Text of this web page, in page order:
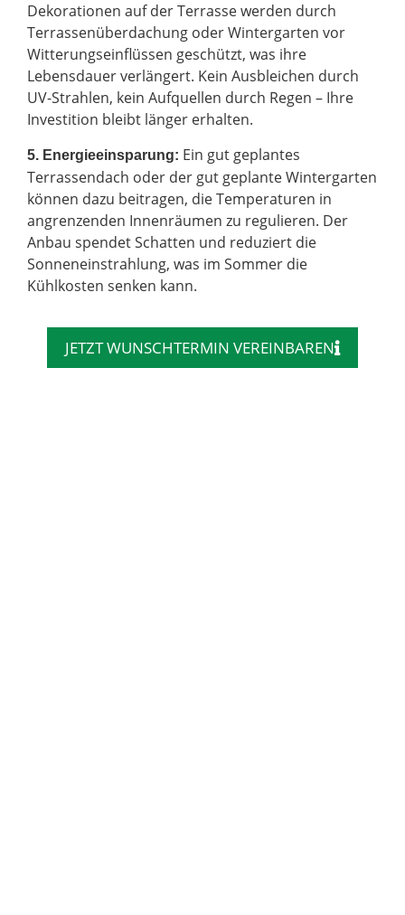
Dekorationen auf der Terrasse werden durch
Terrassenüberdachung oder Wintergarten vor
Witterungseinflüssen geschützt, was ihre
Lebensdauer verlängert. Kein Ausbleichen durch
UV-Strahlen, kein Aufquellen durch Regen – Ihre
Investition bleibt länger erhalten.
5. Energieeinsparung: Ein gut geplantes
Terrassendach oder der gut geplante Wintergarten
können dazu beitragen, die Temperaturen in
angrenzenden Innenräumen zu regulieren. Der
Anbau spendet Schatten und reduziert die
Sonneneinstrahlung, was im Sommer die
Kühlkosten senken kann.
JETZT WUNSCHTERMIN VEREINBAREN